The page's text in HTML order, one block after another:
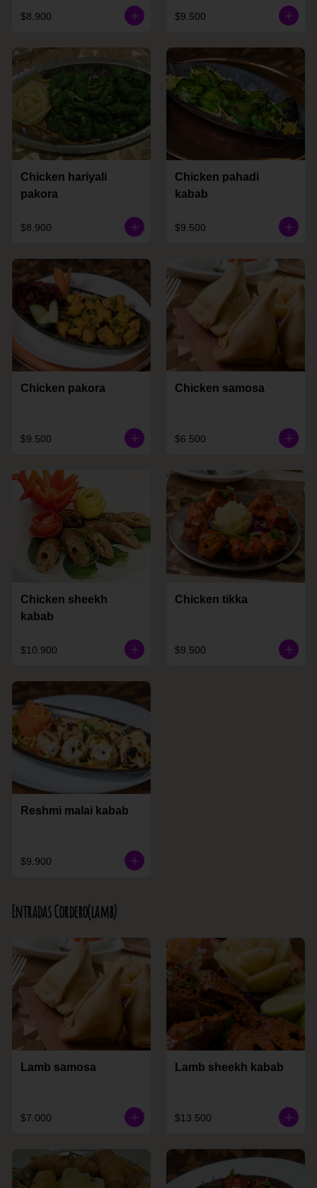
$8.900 $9.500
Chicken hariyali
pakora
$8.900
Chicken pahadi
kabab
$9.500
Chicken pakora
$9.500
Chicken samosa
$6.500
Chicken sheekh
kabab
$10.900
Chicken tikka
$9.500
Reshmi malai kabab
$9.900
Entradas Cordero(lamb)
Lamb samosa
$7.000
Lamb sheekh kabab
$13.500